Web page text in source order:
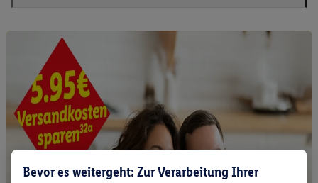
Bevor es weitergeht: Zur Verarbeitung Ihrer